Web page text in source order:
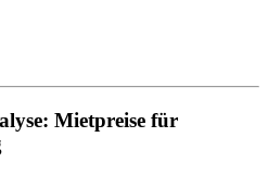
Mietpreise für